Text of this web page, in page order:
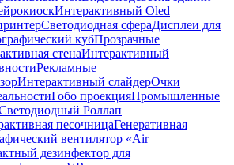
Интерактивный Oled
Светодиодная сфераДисплеи для
кубПрозрачные
стенаИнтерактивный
Рекламные
Интерактивный слайдерОчки
Гобо проекцияПромышленные
Роллап
песочницаГенеративная
вентилятор «Air
дезинфектор для